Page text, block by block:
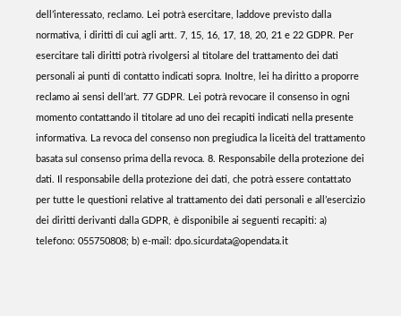
dell’interessato, reclamo. Lei potrà esercitare, laddove previsto dalla
normativa, i diritti di cui agli artt. 7, 15, 16, 17, 18, 20, 21 e 22 GDPR. Per
esercitare tali diritti potrà rivolgersi al titolare del trattamento dei dati
personali ai punti di contatto indicati sopra. Inoltre, lei ha diritto a proporre
reclamo ai sensi dell’art. 77 GDPR. Lei potrà revocare il consenso in ogni
momento contattando il titolare ad uno dei recapiti indicati nella presente
informativa. La revoca del consenso non pregiudica la liceità del trattamento
basata sul consenso prima della revoca. 8. Responsabile della protezione dei
dati. Il responsabile della protezione dei dati, che potrà essere contattato
per tutte le questioni relative al trattamento dei dati personali e all’esercizio
dei diritti derivanti dalla GDPR, è disponibile ai seguenti recapiti: a)
telefono: 055750808; b) e-mail: dpo.sicurdata@opendata.it